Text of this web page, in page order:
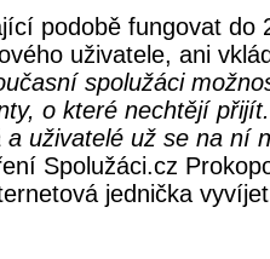
podobě fungovat do
uživatele, ani
spolužáci
o které nechtějí
a uživatelé už se na ní
Spolužáci.cz
jednička